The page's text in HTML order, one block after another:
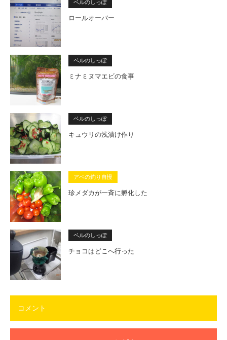
ベルのしっぽ
ロールオーバー
ベルのしっぽ
ミナミヌマエビの食事
ベルのしっぽ
キュウリの浅漬け作り
アベの釣り自慢
珍メダカが一斉に孵化した
ベルのしっぽ
チョコはどこへ行った
コメント